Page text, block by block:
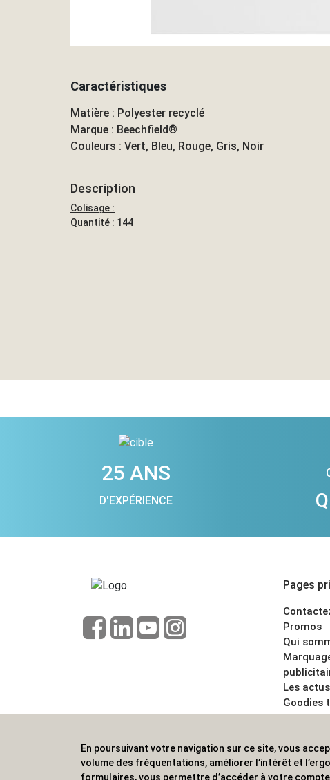
Caractéristiques
Matière : Polyester recyclé
Marque : Beechfield®
Couleurs : Vert, Bleu, Rouge, Gris, Noir
Description
Colisage :
Quantité : 144
25 ANS
D'EXPÉRIENCE
Pages
Promos
Qui
Les
Goodies
CGV
ALVS, fournisseur d'objets publicitaires, pour
En poursuivant votre navigation sur ce site, vous
volume des fréquentations, améliorer l’intérêt et
formulaires, vous permettre d’accéder à votre